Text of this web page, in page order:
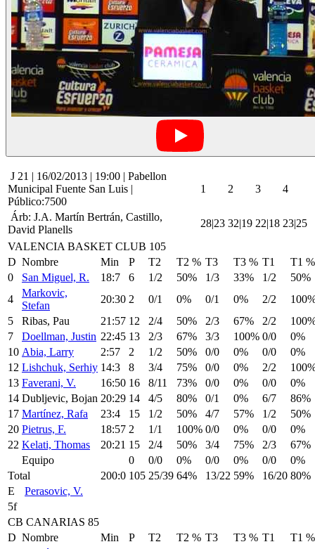
J 21 | 16/02/2013 | 19:00 | Pabellon
Municipal Fuente San Luis |
Público:7500
1 2 3 4
Árb: J.A. Martín Bertrán, Castillo,
David Planells
28|23 32|19 22|18 23|25
VALENCIA BASKET CLUB 105
D Nombre Min P T2 T2 % T3 T3 % T1
T1 %
0
San Miguel, R. 18:7 6 1/2 50% 1/3 33% 1/2
50%
4
Markovic,
Stefan
20:30 2 0/1 0% 0/1 0% 2/2
5
Ribas, Pau 21:57 12 2/4 50% 2/3 67% 2/2
7
Doellman, Justin 22:45 13 2/3 67% 3/3 100% 0/0
0%
10 Abia, Larry 2:57 2 1/2 50% 0/0 0% 0/0
0%
12 Lishchuk, Serhiy 14:3 8 3/4 75% 0/0 0% 2/2
13 Faverani, V. 16:50 16 8/11 73% 0/0 0% 0/0
0%
14 Dubljevic, Bojan 20:29 14 4/5 80% 0/1 0% 6/7
86%
17 Martínez, Rafa 23:4 15 1/2 50% 4/7 57% 1/2
50%
20 Pietrus, F. 18:57 2 1/1 100% 0/0 0% 0/0
0%
22 Kelati, Thomas 20:21 15 2/4 50% 3/4 75% 2/3
67%
Equipo
0 0/0 0% 0/0 0% 0/0
0%
Total
200:0 105 25/39 64% 13/22 59% 16/20 80%
E
Perasovic, V.
5f
CB CANARIAS 85
D Nombre Min P T2 T2 % T3 T3 % T1
T1 %